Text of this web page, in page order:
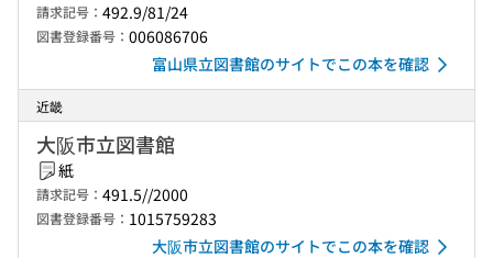
請求記号： 492.9/81/24
図書登録番号： 006086706
富山県立図書館のサイトでこの本を確認
近畿
大阪市立図書館
紙
請求記号： 491.5//2000
図書登録番号： 1015759283
大阪市立図書館のサイトでこの本を確認